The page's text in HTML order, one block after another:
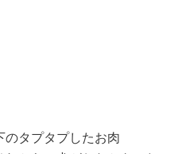
タプタプしたお肉